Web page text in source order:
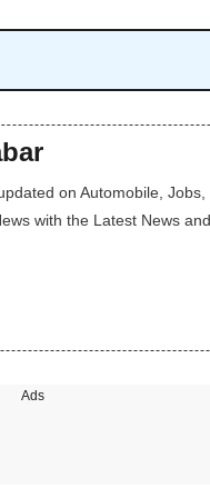
on Automobile, Jobs,
with the Latest News
Ads